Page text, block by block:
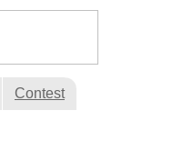
Contest